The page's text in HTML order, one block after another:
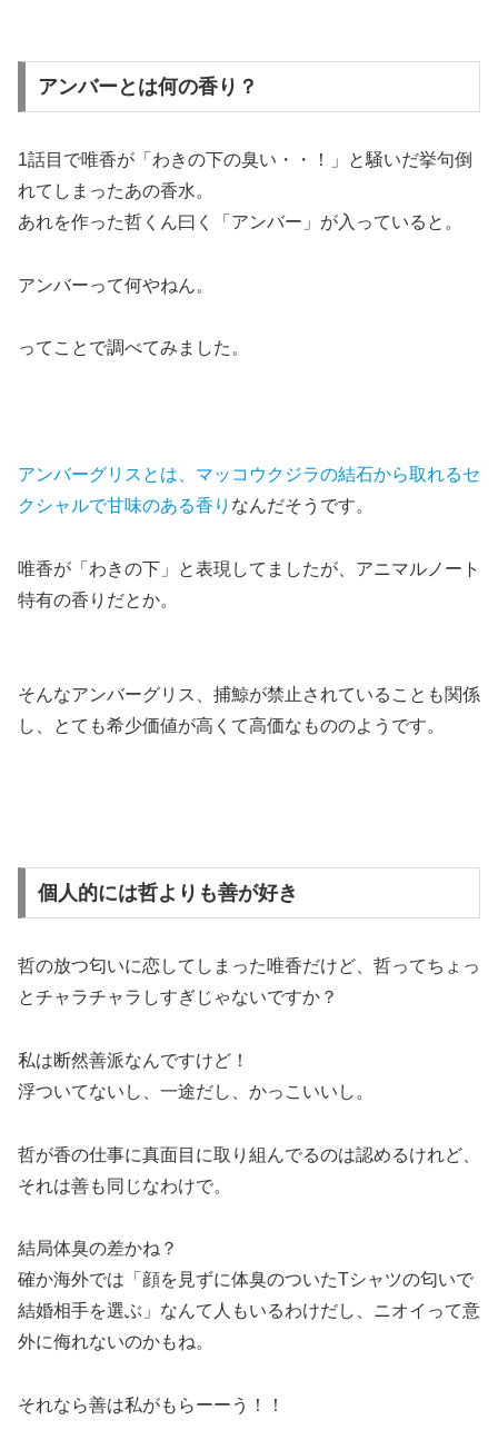
アンバーとは何の香り？
1話目で唯香が「わきの下の臭い・・！」と騒いだ挙句倒
れてしまったあの香水。
あれを作った哲くん曰く「アンバー」が入っていると。
アンバーって何やねん。
ってことで調べてみました。
アンバーグリスとは、マッコウクジラの結石から取れるセ
クシャルで甘味のある香り なんだそうです。
唯香が「わきの下」と表現してましたが、アニマルノート
特有の香りだとか。
そんなアンバーグリス、捕鯨が禁止されていることも関係
し、とても希少価値が高くて高価なもののようです。
個人的には哲よりも善が好き
哲の放つ匂いに恋してしまった唯香だけど、哲ってちょっ
とチャラチャラしすぎじゃないですか？
私は断然善派なんですけど！
浮ついてないし、一途だし、かっこいいし。
哲が香の仕事に真面目に取り組んでるのは認めるけれど、
それは善も同じなわけで。
結局体臭の差かね？
確か海外では 「顔を見ずに体臭のついたTシャツの匂いで
結婚相手を選ぶ」 なんて人もいるわけだし、ニオイって意
外に侮れないのかもね。
それなら善は私がもらーーう！！